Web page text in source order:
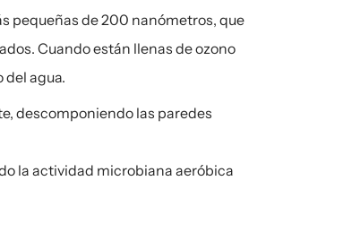
pequeñas de 200 nanómetros, que
Cuando están llenas de ozono
del agua.
descomponiendo las paredes
la actividad microbiana aeróbica